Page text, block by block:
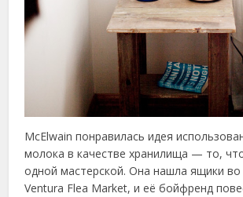
McElwain понравилась идея
молока в качестве хранилища — то,
одной мастерской. Она нашла ящики во
Ventura Flea Market, и её бойфренд